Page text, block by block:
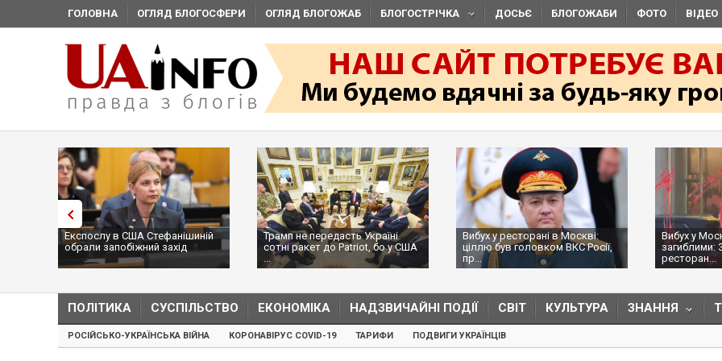
ГОЛОВНА ОГЛЯД БЛОГОСФЕРИ ОГЛЯД БЛОГОЖАБ БЛОГОСТРІЧКА ДОСЬЄ БЛОГОЖАБИ ФОТО ВІДЕО
Експослу в США Стефанішиній
обрали запобіжний захід
Трамп не передасть Україні
сотні ракет до Patriot, бо у США
...
Вибух у ресторані в Москві:
ціллю був головком ВКС Росії,
пр...
Вибух у
загиблими:
ресторан...
ПОЛІТИКА СУСПІЛЬСТВО ЕКОНОМІКА НАДЗВИЧАЙНІ ПОДІЇ СВІТ КУЛЬТУРА ЗНАННЯ
РОСІЙСЬКО-УКРАЇНСЬКА ВІЙНА КОРОНАВІРУС COVID-19 ТАРИФИ ПОДВИГИ УКРАЇНЦІВ